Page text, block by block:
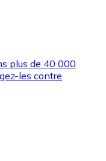
plus de 40 000
les contre